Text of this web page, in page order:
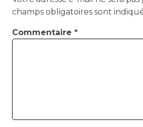
champs obligatoires sont
Commentaire *